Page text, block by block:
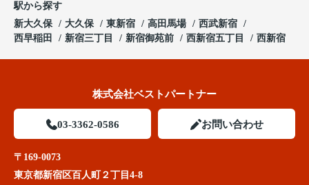
駅から探す
新大久保
大久保 東新宿 高田馬場
西武新宿
西早稲田
新宿三丁目 新宿御苑前 西新宿五丁目 西新宿
株式会社ベストパートナー
03-3362-0586 お問い合わせ
〒169-0073
東京都新宿区百人町２丁目4-8